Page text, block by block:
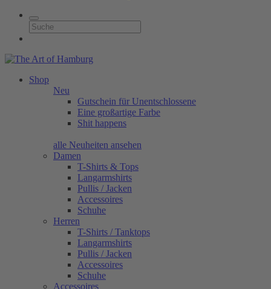
Shop
Neu
Gutschein für Unentschlossene
Eine großartige Farbe
Shit happens
alle Neuheiten ansehen
Damen
T-Shirts & Tops
Langarmshirts
Pullis / Jacken
Accessoires
Schuhe
Herren
T-Shirts / Tanktops
Langarmshirts
Pullis / Jacken
Accessoires
Schuhe
Accessoires